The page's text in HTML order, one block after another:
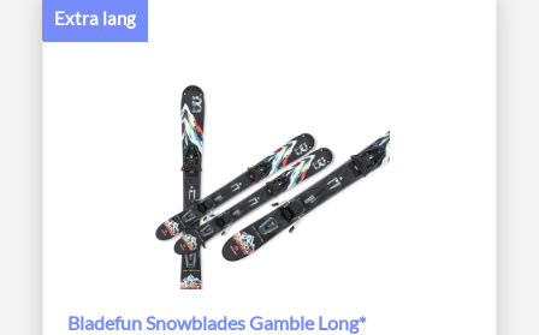
Extra lang
Bladefun Snowblades Gamble Long*